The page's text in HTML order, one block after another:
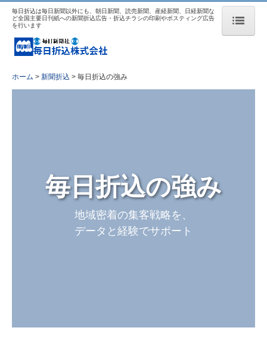
ホーム
新聞折込
配送センター
飲食店向けパッケージ
地域密着集客支援プロジェクト
毎日折込は毎日新聞以外にも、朝日新聞、読売新聞、産経新聞、日経新聞な
ど全国主要日刊紙への新聞折込広告・折込チラシの印刷やポスティング広告
を行います
ホーム 新聞折込 毎日折込の強み
毎日折込の強み
地域密着の集客戦略を、
データと経験でサポート